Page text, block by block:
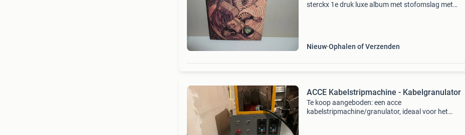
sterckx 1e druk luxe album met stofomslag met
Nieuw Ophalen of Verzenden
ACCE Kabelstripmachine - Kabelgranulator
Te koop aangeboden: een acce
kabelstripmachine/granulator, ideaal voor het